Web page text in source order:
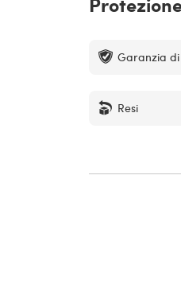
Garanzia
Resi